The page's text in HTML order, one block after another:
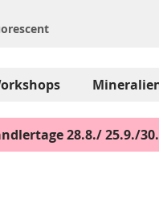
28.8./ 25.9./